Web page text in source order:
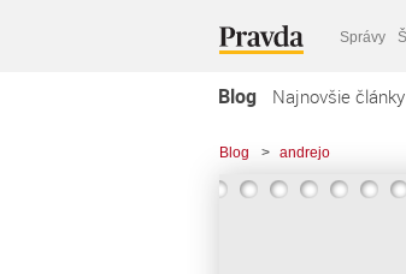
Správy
Blog Najnovšie články
Blog > andrejo